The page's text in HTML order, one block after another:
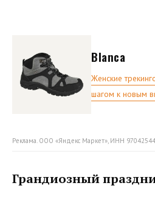
Blanca
Женские
шагом к новым
Реклама. ООО «Яндекс Маркет», ИНН
Грандиозный